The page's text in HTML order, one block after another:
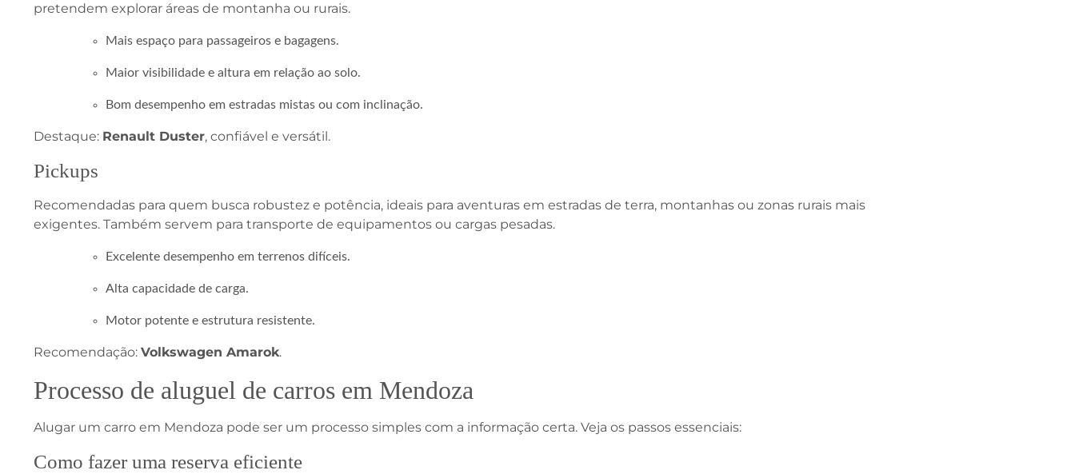
pretendem explorar áreas de montanha ou rurais.
Mais espaço para passageiros e bagagens.
Maior visibilidade e altura em relação ao solo.
Bom desempenho em estradas mistas ou com inclinação.
Destaque: Renault Duster, confiável e versátil.
Pickups
Recomendadas para quem busca robustez e potência, ideais para aventuras em estradas de terra, montanhas ou zonas rurais mais
exigentes. Também servem para transporte de equipamentos ou cargas pesadas.
Excelente desempenho em terrenos difíceis.
Alta capacidade de carga.
Motor potente e estrutura resistente.
Recomendação: Volkswagen Amarok.
Processo de aluguel de carros em Mendoza
Alugar um carro em Mendoza pode ser um processo simples com a informação certa. Veja os passos essenciais:
Como fazer uma reserva eficiente